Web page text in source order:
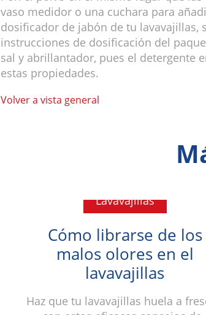
vaso medidor o una cuchara para
dosificador de jabón de tu lavavajillas,
instrucciones de dosificación del
sal y abrillantador, pues el detergente
estas propiedades.
Volver a vista general
Lavavajillas
Cómo librarse de los
malos olores en el
lavavajillas
Haz que tu lavavajillas huela a